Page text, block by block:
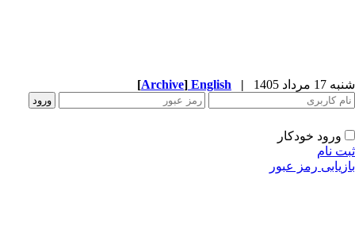
|
English
[Archive
عبور